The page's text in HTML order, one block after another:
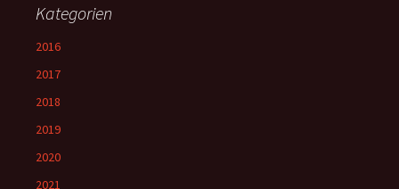
Kategorien
2016
2017
2018
2019
2020
2021